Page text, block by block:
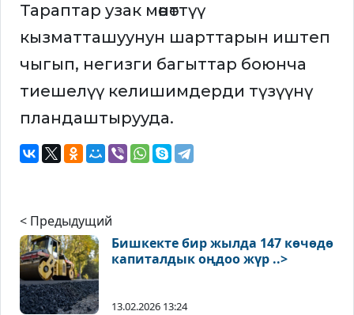
Тараптар узак мөөнөттүү
кызматташуунун шарттарын иштеп
чыгып, негизги багыттар боюнча
тиешелүү келишимдерди түзүүнү
пландаштырууда.
< Предыдущий
Бишкекте бир жылда 147 көчөдө
капиталдык оңдоо жүр ..>
13.02.2026 13:24